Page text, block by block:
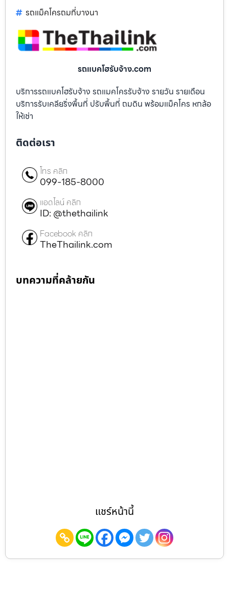
รถแม็คโครถมที่บางนา
รถแบคโฮรับจ้าง.com
บริการรถแบคโฮรับจ้าง รถแมคโครรับจ้าง รายวัน รายเดือน
บริการรับเคลียริ่งพื้นที่ ปรับพื้นที่ ถมดิน พร้อมแม็คโคร หกล้อ
ให้เช่า
ติดต่อเรา
โทร คลิก
099-185-8000
แอดไลน์ คลิก
ID: @thethailink
Facebook คลิก
TheThailink.com
บทความที่คล้ายกัน
แชร์หน้านี้